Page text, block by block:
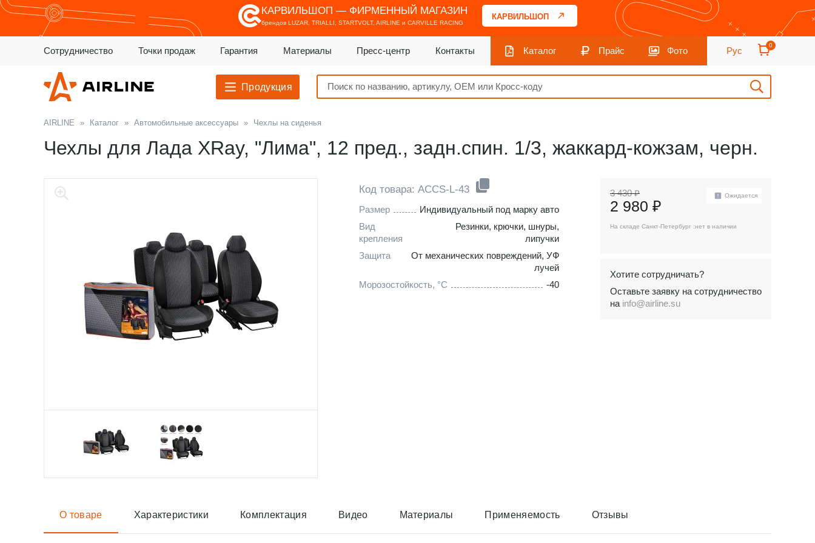
КАРВИЛЬШОП — ФИРМЕННЫЙ МАГАЗИН
брендов LUZAR, TRIALLI, STARTVOLT, AIRLINE и CARVILLE RACING
КАРВИЛЬШОП
Сотрудничество Точки продаж Гарантия Материалы Пресс-центр Контакты Каталог Прайс Фото Рус
0
Продукция
AIRLINE » Каталог » Автомобильные аксессуары » Чехлы на сиденья
Чехлы для Лада XRay, "Лима", 12 пред., задн.спин. 1/3, жаккард-кожзам, черн.
Код товара: ACCS-L-43
Размер
Индивидуальный под марку авто
Вид
крепления
Резинки, крючки, шнуры,
липучки
Защита
От механических повреждений, УФ
лучей
Морозостойкость, °C
-40
3 430 ₽
2 980 ₽
Ожидается
На складе Санкт-Петербург :нет в наличии
Хотите сотрудничать?
Оставьте заявку на сотрудничество
на info@airline.su
О товаре Характеристики Комплектация Видео Материалы Применяемость Отзывы